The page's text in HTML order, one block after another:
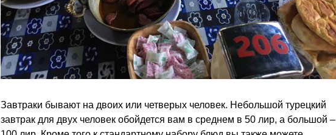
Завтраки бывают на двоих или четверых человек. Небольшой турецкий
завтрак для двух человек обойдется вам в среднем в 50 лир, а большой –